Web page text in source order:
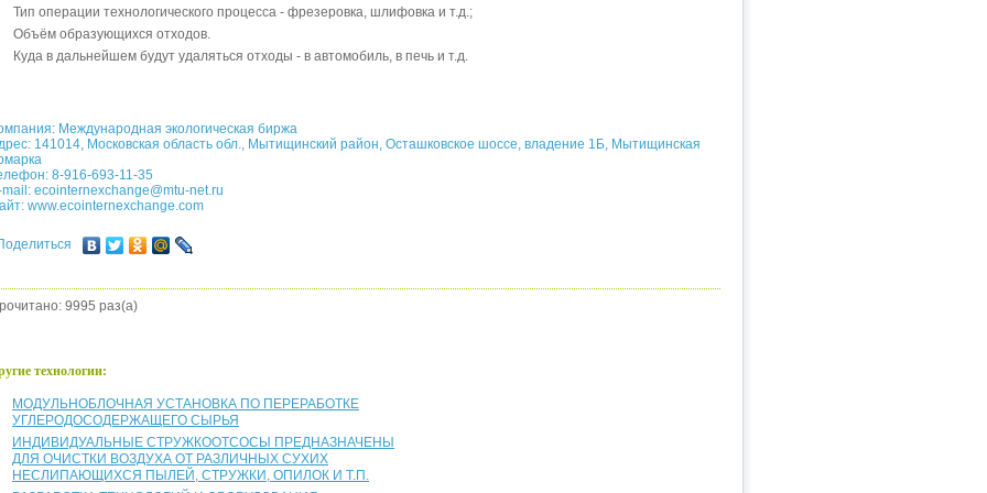
Тип операции технологического процесса - фрезеровка, шлифовка и т.д.;
Объём образующихся отходов.
Куда в дальнейшем будут удаляться отходы - в автомобиль, в печь и т.д.
Международная экологическая биржа
141014, Московская область обл., Мытищинский район, Осташковское шоссе, владение 1Б, Мытищинская
8-916-693-11-35
mail: ecointernexchange@mtu-net.ru
www.ecointernexchange.com
9995 раз(а)
технологии:
МОДУЛЬНОБЛОЧНАЯ УСТАНОВКА ПО ПЕРЕРАБОТКЕ
УГЛЕРОДОСОДЕРЖАЩЕГО СЫРЬЯ
ИНДИВИДУАЛЬНЫЕ СТРУЖКООТСОСЫ ПРЕДНАЗНАЧЕНЫ
ДЛЯ ОЧИСТКИ ВОЗДУХА ОТ РАЗЛИЧНЫХ СУХИХ
НЕСЛИПАЮЩИХСЯ ПЫЛЕЙ, СТРУЖКИ, ОПИЛОК И Т.П.